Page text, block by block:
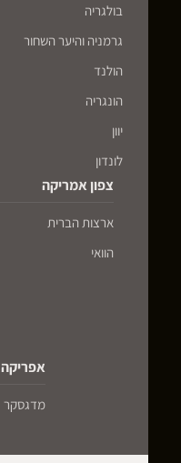
בולגריה
גרמניה והיער השחור
הולנד
הונגריה
יוון
לונדון
צפון אמריקה
ארצות הברית
הוואי
אפריקה
מדגסקר